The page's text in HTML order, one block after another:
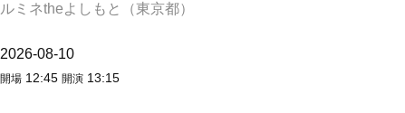
ルミネtheよしもと（東京都）
2026-08-10
開場 12:45 開演 13:15